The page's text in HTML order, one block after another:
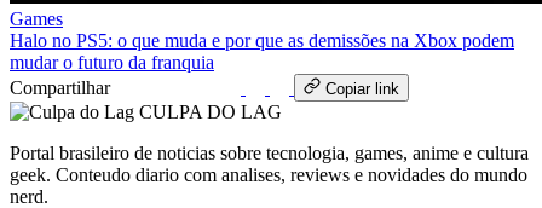
Games
Halo no PS5: o que muda e por que as demissões na Xbox podem
mudar o futuro da franquia
Compartilhar
Copiar link
CULPA DO LAG
Portal brasileiro de noticias sobre tecnologia, games, anime e cultura
geek. Conteudo diario com analises, reviews e novidades do mundo
nerd.